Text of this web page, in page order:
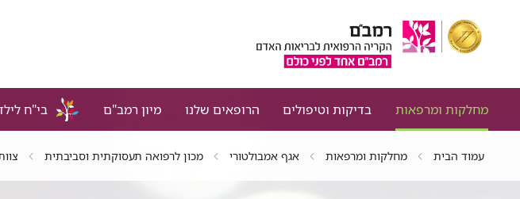
מחלקות ומרפאות בדיקות וטיפולים הרופאים שלנו מיון רמב"ם בי"ח
עמוד הבית מחלקות ומרפאות אגף אמבולטורי מכון לרפואה תעסוקתית וסביבתית